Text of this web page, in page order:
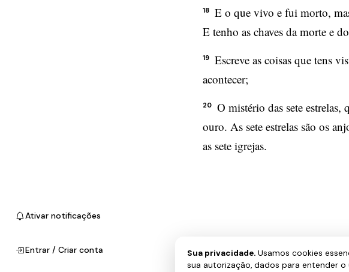
Ativar notificações
Entrar / Criar conta
18
E o que vivo e fui morto,
E tenho as chaves da morte e
19
Escreve as coisas que tens
acontecer;
20
O mistério das sete estrelas,
ouro. As sete estrelas são os
as sete igrejas.
Sua privacidade. Usamos cookies
sua autorização, dados para entender o